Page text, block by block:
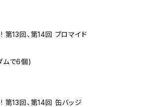
! 第13回、第14回 ブロマイド
ムで6個)
第13回、第14回 缶バッジ